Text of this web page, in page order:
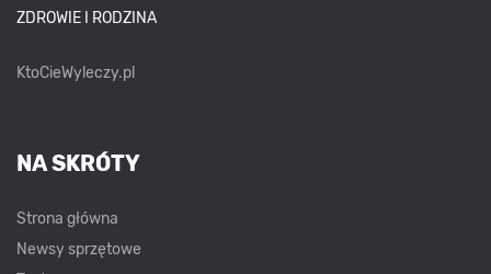
ZDROWIE I RODZINA
KtoCieWyleczy.pl
NA SKRÓTY
Strona główna
Newsy sprzętowe